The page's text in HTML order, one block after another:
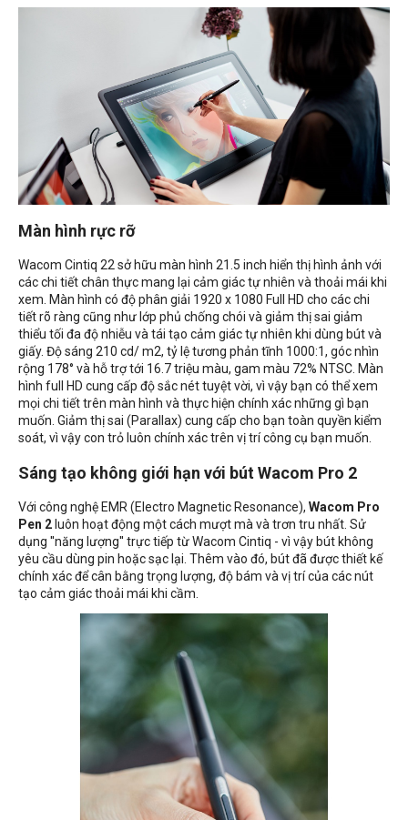
Màn hình rực rỡ
Wacom Cintiq 22 sở hữu màn hình 21.5 inch hiển thị hình ảnh với
các chi tiết chân thực mang lại cảm giác tự nhiên và thoải mái khi
xem. Màn hình có độ phân giải 1920 x 1080 Full HD cho các chi
tiết rõ ràng cũng như lớp phủ chống chói và giảm thị sai giảm
thiểu tối đa độ nhiễu và tái tạo cảm giác tự nhiên khi dùng bút và
giấy. Độ sáng 210 cd/ m2, tỷ lệ tương phản tĩnh 1000:1, góc nhìn
rộng 178° và hỗ trợ tới 16.7 triệu màu, gam màu 72% NTSC. Màn
hình full HD cung cấp độ sắc nét tuyệt vời, vì vậy bạn có thể xem
mọi chi tiết trên màn hình và thực hiện chính xác những gì bạn
muốn. Giảm thị sai (Parallax) cung cấp cho bạn toàn quyền kiểm
soát, vì vậy con trỏ luôn chính xác trên vị trí công cụ bạn muốn.
Sáng tạo không giới hạn với bút Wacom Pro 2
Với công nghệ EMR (Electro Magnetic Resonance), Wacom Pro
Pen 2 luôn hoạt động một cách mượt mà và trơn tru nhất. Sử
dụng ''năng lượng'' trực tiếp từ Wacom Cintiq - vì vậy bút không
yêu cầu dùng pin hoặc sạc lại. Thêm vào đó, bút đã được thiết kế
chính xác để cân bằng trọng lượng, độ bám và vị trí của các nút
tạo cảm giác thoải mái khi cầm.